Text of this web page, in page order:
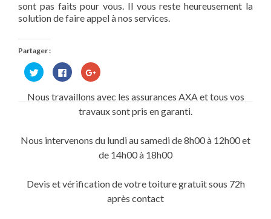
sont pas faits pour vous. Il vous reste heureusement la
solution de faire appel à nos services.
Partager :
Cliquez
pour
partager
Twitter(ouvre
Cliquez
pour
partager
sur
Facebook(ouvre
dans
une
Cliquez
pour
Google+
dans
fenêtre)
Nous travaillons avec les assurances AXA et tous vos
travaux sont pris en garanti.
Nous intervenons du lundi au samedi de 8h00 à 12h00 et
de 14h00 à 18h00
Devis et vérification de votre toiture gratuit sous 72h
après contact